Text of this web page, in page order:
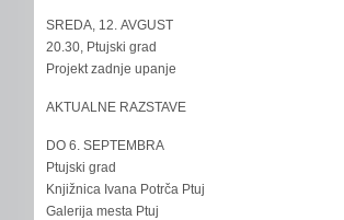
SREDA, 12. AVGUST
20.30, Ptujski grad
Projekt zadnje upanje
AKTUALNE RAZSTAVE
DO 6. SEPTEMBRA
Ptujski grad
Knjižnica Ivana Potrča Ptuj
Galerija mesta Ptuj